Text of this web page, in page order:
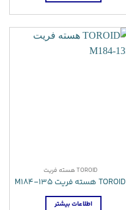
TOROID هسته فریت
TOROID هسته فریت M184-135
اطلاعات بیشتر